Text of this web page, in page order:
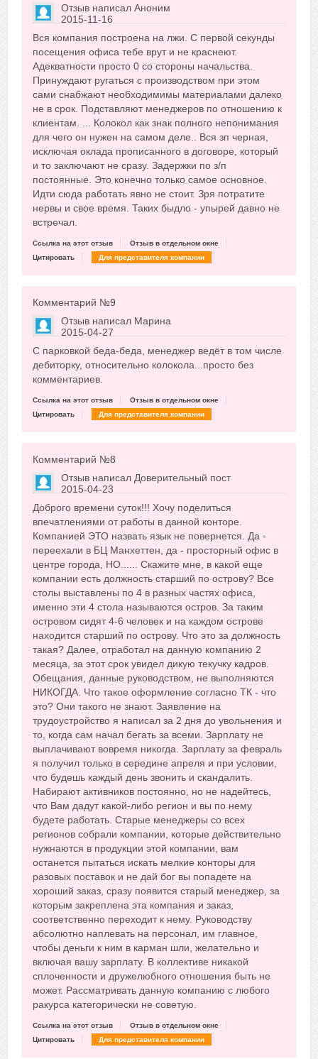
Отзыв написал Аноним
2015-11-16
+9
Сказать друзьям об отзыве
Вся компания построена на лжи. С первой секунды
посещения офиса тебе врут и не краснеют.
Адекватности просто 0 со стороны начальства.
Принуждают ругаться с производством при этом
сами снабжают необходимимы материалами далеко
не в срок. Подставляют менеджеров по отношению к
клиентам. ... Колокол как знак полного непонимания
для чего он нужен на самом деле.. Вся зп черная,
исключая оклада прописанного в договоре, который
и то заключают не сразу. Задержки по з/п
постоянные. Это конечно только самое основное.
Идти сюда работать явно не стоит. Зря потратите
нервы и свое время. Таких быдло - упырей давно не
встречал.
Ссылка на этот отзыв
Отзыв в отдельном окне
Цитировать
Для представителя компании
Комментарий №9
Отзыв написал Марина
2015-04-27
0
Сказать друзьям об отзыве
С парковкой беда-беда, менеджер ведёт в том числе
дебиторку, относительно колокола...просто без
комментариев.
Ссылка на этот отзыв
Отзыв в отдельном окне
Цитировать
Для представителя компании
Комментарий №8
Отзыв написал Доверительный пост
2015-04-23
+10
Сказать друзьям об отзыве
Доброго времени суток!!! Хочу поделиться
впечатлениями от работы в данной конторе.
Компанией ЭТО назвать язык не повернется. Да -
переехали в БЦ Манхеттен, да - просторный офис в
центре города, НО...... Скажите мне, в какой еще
компании есть должность старший по острову? Все
столы выставлены по 4 в разных частях офиса,
именно эти 4 стола называются остров. За таким
островом сидят 4-6 человек и на каждом острове
находится старший по острову. Что это за должность
такая? Далее, отработал на данную компанию 2
месяца, за этот срок увидел дикую текучку кадров.
Обещания, данные руководством, не выполняются
НИКОГДА. Что такое оформление согласно ТК - что
это? Они такого не знают. Заявление на
трудоустройство я написал за 2 дня до увольнения и
то, когда сам начал бегать за всеми. Зарплату не
выплачивают вовремя никогда. Зарплату за февраль
я получил только в середине апреля и при условии,
что будешь каждый день звонить и скандалить.
Набирают активников постоянно, но не надейтесь,
что Вам дадут какой-либо регион и вы по нему
будете работать. Старые менеджеры со всех
регионов собрали компании, которые действительно
нужнаются в продукции этой компании, вам
останется пытаться искать мелкие конторы для
разовых поставок и не дай бог вы попадете на
хороший заказ, сразу появится старый менеджер, за
которым закреплена эта компания и заказ,
соответственно переходит к нему. Руководству
абсолютно наплевать на персонал, им главное,
чтобы деньги к ним в карман шли, желательно и
включая вашу зарплату. В коллективе никакой
сплоченности и дружелюбного отношения быть не
может. Рассматривать данную компанию с любого
ракурса категорически не советую.
Ссылка на этот отзыв
Отзыв в отдельном окне
Цитировать
Для представителя компании